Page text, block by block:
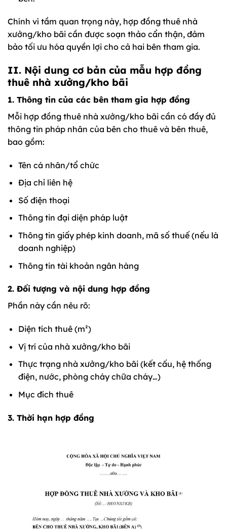
Chính vì tầm quan trọng này, hợp đồng thuê nhà
xưởng/kho bãi cần được soạn thảo cẩn thận, đảm
bảo tối ưu hóa quyền lợi cho cả hai bên tham gia.
II. Nội dung cơ bản của mẫu hợp đồng
thuê nhà xưởng/kho bãi
1. Thông tin của các bên tham gia hợp đồng
Mỗi hợp đồng thuê nhà xưởng/kho bãi cần có đầy đủ
thông tin pháp nhân của bên cho thuê và bên thuê,
bao gồm:
Tên cá nhân/tổ chức
Địa chỉ liên hệ
Số điện thoại
Thông tin đại diện pháp luật
Thông tin giấy phép kinh doanh, mã số thuế (nếu là
doanh nghiệp)
Thông tin tài khoản ngân hàng
2. Đối tượng và nội dung hợp đồng
Phần này cần nêu rõ:
Diện tích thuê (m²)
Vị trí của nhà xưởng/kho bãi
Thực trạng nhà xưởng/kho bãi (kết cấu, hệ thống
điện, nước, phòng cháy chữa cháy…)
Mục đích thuê
3. Thời hạn hợp đồng